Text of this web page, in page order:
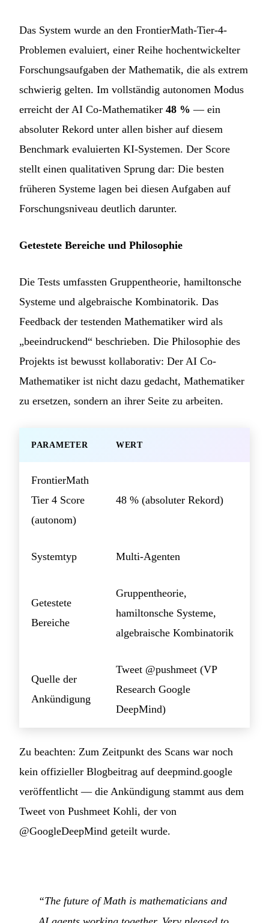
Das System wurde an den FrontierMath-Tier-4-
Problemen evaluiert, einer Reihe hochentwickelter
Forschungsaufgaben der Mathematik, die als extrem
schwierig gelten. Im vollständig autonomen Modus
erreicht der AI Co-Mathematiker 48 % — ein
absoluter Rekord unter allen bisher auf diesem
Benchmark evaluierten KI-Systemen. Der Score
stellt einen qualitativen Sprung dar: Die besten
früheren Systeme lagen bei diesen Aufgaben auf
Forschungsniveau deutlich darunter.
Getestete Bereiche und Philosophie
Die Tests umfassten Gruppentheorie, hamiltonsche
Systeme und algebraische Kombinatorik. Das
Feedback der testenden Mathematiker wird als
„beeindruckend“ beschrieben. Die Philosophie des
Projekts ist bewusst kollaborativ: Der AI Co-
Mathematiker ist nicht dazu gedacht, Mathematiker
zu ersetzen, sondern an ihrer Seite zu arbeiten.
PARAMETER WERT
FrontierMath
Tier 4 Score
(autonom)
48 % (absoluter Rekord)
Systemtyp Multi-Agenten
Getestete
Bereiche
Gruppentheorie,
hamiltonsche Systeme,
algebraische Kombinatorik
Quelle der
Ankündigung
Tweet @pushmeet (VP
Research Google
DeepMind)
Zu beachten: Zum Zeitpunkt des Scans war noch
kein offizieller Blogbeitrag auf deepmind.google
veröffentlicht — die Ankündigung stammt aus dem
Tweet von Pushmeet Kohli, der von
@GoogleDeepMind geteilt wurde.
“The future of Math is mathematicians and